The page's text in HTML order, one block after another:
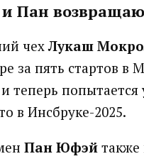
Пан
чехЛукаш
за пять стартов в
теперь
в Инсбруке-2025.
Пан Юфэй также